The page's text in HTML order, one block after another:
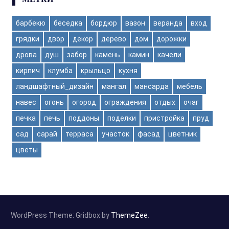
барбекю беседка бордюр вазон веранда
вход
грядки
двор декор дерево дом
дорожки
дрова
душ забор камень камин
качели
кирпич
клумба крыльцо
кухня
ландшафтный_дизайн
мангал мансарда
мебель
навес
огонь огород ограждения отдых
очаг
печка
печь поддоны поделки пристройка
пруд
сад
сарай терраса участок фасад
цветник
цветы
WordPress Theme: Gridbox by ThemeZee